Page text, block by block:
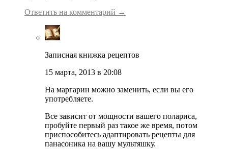
Ответить на комментарий →
Записная книжка рецептов
15 марта, 2013 в 20:08
На маргарин можно заменить, если вы его
употребляете.
Все зависит от мощности вашего полариса,
пробуйте первый раз такое же время, потом
приспособитесь адаптировать рецепты для
панасоника на вашу мультяшку.